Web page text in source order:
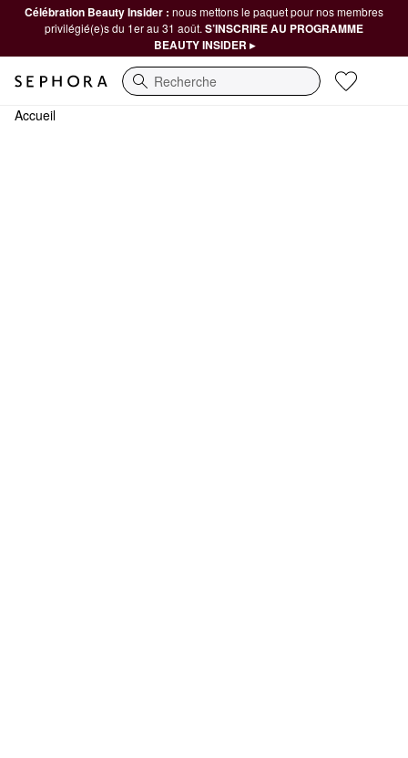
Célébration Beauty Insider : nous mettons le paquet pour nos membres
privilégié(e)s du 1er au 31 août. S’INSCRIRE AU PROGRAMME
BEAUTY INSIDER ▸
Recherche
Accueil